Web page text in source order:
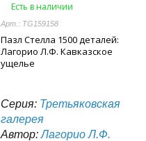
Есть в наличии
Арт.: TG159158
Пазл Стелла 1500 деталей:
Лагорио Л.Ф. Кавказское
ущелье
Серия: Третьяковская
галерея
Автор:Лагорио Л.Ф.